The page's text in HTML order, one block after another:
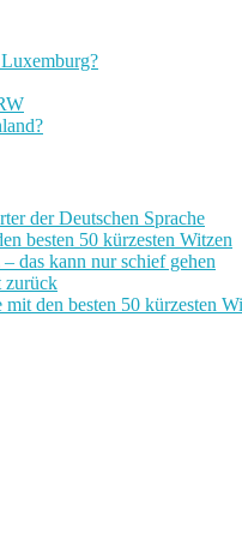
der Deutschen Sprache
besten 50 kürzesten Witzen
das kann nur schief gehen
zurück
den besten 50 kürzesten